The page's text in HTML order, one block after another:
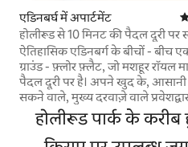
एडिनबर्घ में अपार्टमेंट
होलीरूड से 10 मिनट की पैदल दूरी पर
अपार्टमेंट
ऐतिहासिक एडिनबर्ग के बीचों - बीच
ग्राउंड - फ़्लोर फ़्लैट, जो मशहूर रॉयल
पैदल दूरी पर है। अपने खुद के,
सकने वाले, मुख्य दरवाज़े वाले
वेस्टिब्यूल वाले कमरे पीछे की ओर
मौजूद हैं, जहाँ से बगीचों का नज़ारा
मोबिलिटी से जुड़ी समस्याओं को
होलीरूड पार्क के करीब